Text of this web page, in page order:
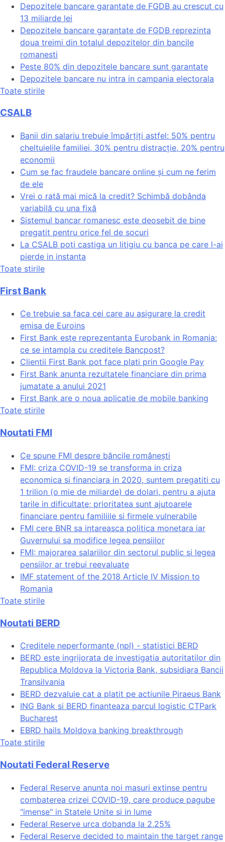
Depozitele bancare garantate de FGDB au crescut cu
13 miliarde lei
Depozitele bancare garantate de FGDB reprezinta
doua treimi din totalul depozitelor din bancile
romanesti
Peste 80% din depozitele bancare sunt garantate
Depozitele bancare nu intra in campania electorala
Toate stirile
CSALB
Banii din salariu trebuie împărțiți astfel: 50% pentru
cheltuielile familiei, 30% pentru distracție, 20% pentru
economii
Cum se fac fraudele bancare online și cum ne ferim
de ele
Vrei o rată mai mică la credit? Schimbă dobânda
variabilă cu una fixă
Sistemul bancar romanesc este deosebit de bine
pregatit pentru orice fel de socuri
La CSALB poti castiga un litigiu cu banca pe care l-ai
pierde in instanta
Toate stirile
First Bank
Ce trebuie sa faca cei care au asigurare la credit
emisa de Euroins
First Bank este reprezentanta Eurobank in Romania:
ce se intampla cu creditele Bancpost?
Clientii First Bank pot face plati prin Google Pay
First Bank anunta rezultatele financiare din prima
jumatate a anului 2021
First Bank are o noua aplicatie de mobile banking
Toate stirile
Noutati FMI
Ce spune FMI despre băncile românești
FMI: criza COVID-19 se transforma in criza
economica si financiara in 2020, suntem pregatiti cu
1 trilion (o mie de miliarde) de dolari, pentru a ajuta
tarile in dificultate; prioritatea sunt ajutoarele
financiare pentru familiile si firmele vulnerabile
FMI cere BNR sa intareasca politica monetara iar
Guvernului sa modifice legea pensiilor
FMI: majorarea salariilor din sectorul public si legea
pensiilor ar trebui reevaluate
IMF statement of the 2018 Article IV Mission to
Romania
Toate stirile
Noutati BERD
Creditele neperformante (npl) - statistici BERD
BERD este ingrijorata de investigatia autoritatilor din
Republica Moldova la Victoria Bank, subsidiara Bancii
Transilvania
BERD dezvaluie cat a platit pe actiunile Piraeus Bank
ING Bank si BERD finanteaza parcul logistic CTPark
Bucharest
EBRD hails Moldova banking breakthrough
Toate stirile
Noutati Federal Reserve
Federal Reserve anunta noi masuri extinse pentru
combaterea crizei COVID-19, care produce pagube
"imense" in Statele Unite si in lume
Federal Reserve urca dobanda la 2,25%
Federal Reserve decided to maintain the target range